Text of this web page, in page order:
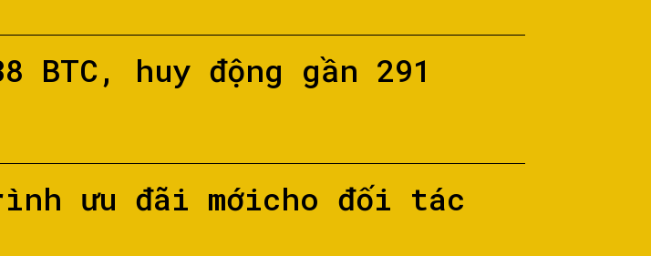
BTC, huy động gần 291
ưu đãi mớicho đối tác